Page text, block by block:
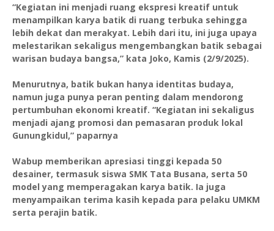
“Kegiatan ini menjadi ruang ekspresi kreatif untuk
menampilkan karya batik di ruang terbuka sehingga
lebih dekat dan merakyat. Lebih dari itu, ini juga upaya
melestarikan sekaligus mengembangkan batik sebagai
warisan budaya bangsa,” kata Joko, Kamis (2/9/2025).
Menurutnya, batik bukan hanya identitas budaya,
namun juga punya peran penting dalam mendorong
pertumbuhan ekonomi kreatif. “Kegiatan ini sekaligus
menjadi ajang promosi dan pemasaran produk lokal
Gunungkidul,” paparnya
Wabup memberikan apresiasi tinggi kepada 50
desainer, termasuk siswa SMK Tata Busana, serta 50
model yang memperagakan karya batik. Ia juga
menyampaikan terima kasih kepada para pelaku UMKM
serta perajin batik.